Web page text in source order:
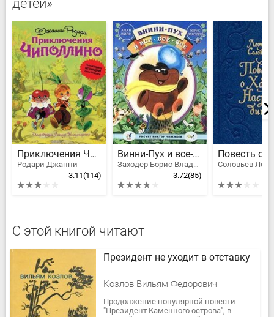
детей»
Приключения Чиполлино
Родари Джанни
3.11(114)
Винни-Пух и все-все-все
Заходер Борис Владимирович, Милн Алан Александер
3.72(85)
С этой книгой читают
Президент не уходит в отставку
Козлов Вильям Федорович
Продолжение популярной повести
"Президент Каменного острова", в